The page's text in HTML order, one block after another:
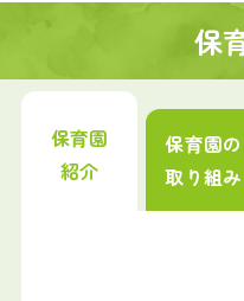
お食事
保育園見学
保
保育園
紹介
保育園の
取り組み